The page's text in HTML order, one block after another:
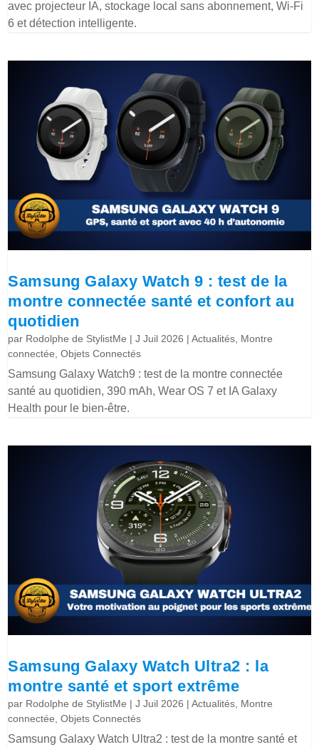
avec projecteur IA, stockage local sans abonnement, Wi-Fi
6 et détection intelligente.
Samsung Galaxy Watch 9 : test de la
montre connectée santé et confort au
quotidien
par Rodolphe de StylistMe |J Juil 2026 |Actualités Montre
connectée ,Objets Connectés
Samsung Galaxy Watch9 : test de la montre connectée
santé au quotidien, 390 mAh, Wear OS 7 et IA Galaxy
Health pour le bien-être.
Samsung Galaxy Watch Ultra2 : la
montre santé et sport extrême
par Rodolphe de StylistMe |J Juil 2026 |Actualités Montre
connectée ,Objets Connectés
Samsung Galaxy Watch Ultra2 : test de la montre santé et